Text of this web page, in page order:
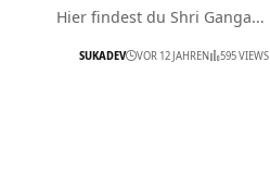
Hier findest du Shri Ganga…
SUKADEV VOR 12 JAHREN 595 VIEWS